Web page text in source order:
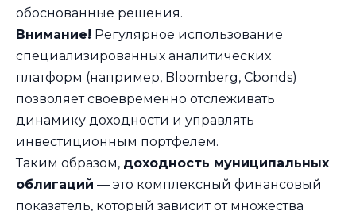
обоснованные решения.
Внимание! Регулярное использование
специализированных аналитических
платформ (например, Bloomberg, Cbonds)
позволяет своевременно отслеживать
динамику доходности и управлять
инвестиционным портфелем.
Таким образом, доходность муниципальных
облигаций — это комплексный финансовый
показатель, который зависит от множества